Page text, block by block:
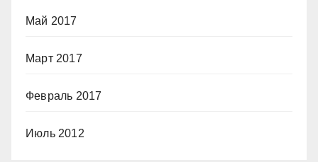
Май 2017
Март 2017
Февраль 2017
Июль 2012